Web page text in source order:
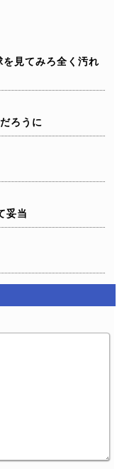
を見てみろ全く汚れ
ろうに
妥当